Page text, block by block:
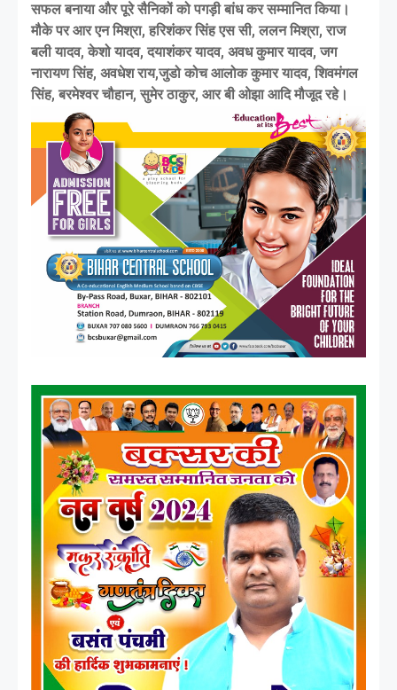
सफल बनाया और पूरे सैनिकों को पगड़ी बांध कर सम्मानित किया।
मौके पर आर एन मिश्रा, हरिशंकर सिंह एस सी, ललन मिश्रा, राज
बली यादव, केशो यादव, दयाशंकर यादव, अवध कुमार यादव, जग
नारायण सिंह, अवधेश राय,जुडो कोच आलोक कुमार यादव, शिवमंगल
सिंह, बरमेश्वर चौहान, सुमेर ठाकुर, आर बी ओझा आदि मौजूद रहे।